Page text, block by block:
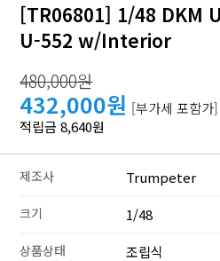
[TR06801] 1/48 DKM
U-552 w/Interior
480,000원
432,000원 [부가세 포함가]
적립금 8,640원
제조사 Trumpeter
크기 1/48
상품상태 조립식